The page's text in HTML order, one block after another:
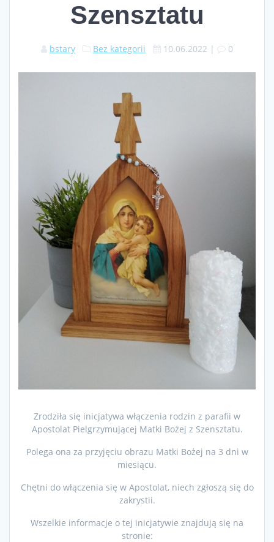
Szensztatu
bstary Bez kategorii 10.06.2022 | 0
Zrodziła się inicjatywa włączenia rodzin z parafii w
Apostolat Pielgrzymującej Matki Bożej z Szensztatu.
Polega ona za przyjęciu obrazu Matki Bożej na 3 dni w
miesiącu.
Chętni do włączenia się w Apostolat, niech zgłoszą się do
zakrystii.
Wszelkie informacje o tej inicjatywie znajdują się na
stronie: